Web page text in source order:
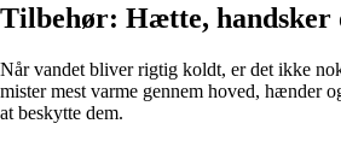
Tilbehør: Hætte, handsker
Når vandet bliver rigtig koldt, er det ikke
mister mest varme gennem hoved, hænder
at beskytte dem.